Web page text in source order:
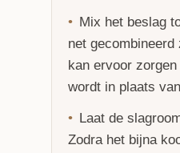
Mix het beslag
net
kan ervoor
wordt in plaats
Laat de
Zodra het bijna